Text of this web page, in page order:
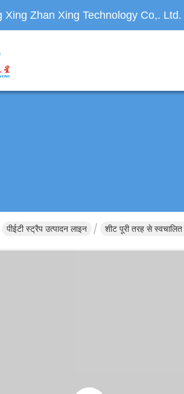
Xing Zhan Xing Technology Co,. Ltd.
पीईटी स्ट्रैप उत्पादन लाइन शीट पूरी तरह से